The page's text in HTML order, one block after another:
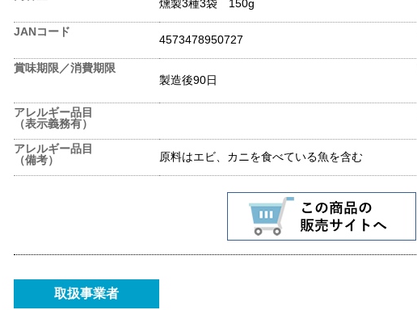
燻製3種3袋 150g
JANコード
4573478950727
賞味期限／消費期限
製造後90日
アレルギー品目
（表示義務有）
アレルギー品目
（備考）
原料はエビ、カニを食べている魚を含む
取扱事業者